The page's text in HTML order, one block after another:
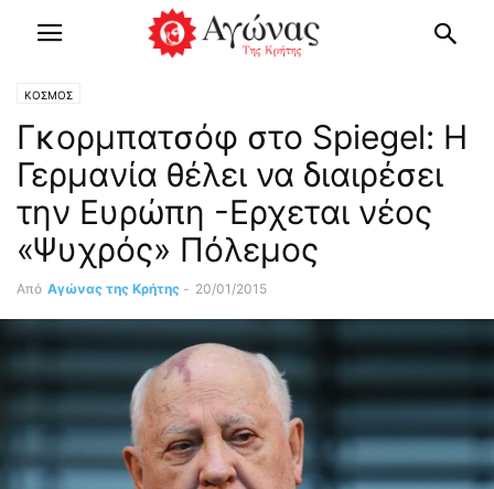
ΚΟΣΜΟΣ
Γκορμπατσόφ στο Spiegel: Η
Γερμανία θέλει να διαιρέσει
την Ευρώπη -Ερχεται νέος
«Ψυχρός» Πόλεμος
Από Αγώνας της Κρήτης - 20/01/2015